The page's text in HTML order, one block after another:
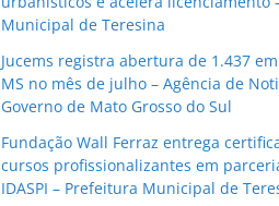
Municipal de Teresina
Jucems registra abertura de 1.437
MS no mês de julho – Agência de
Governo de Mato Grosso do Sul
Fundação Wall Ferraz entrega
cursos profissionalizantes em
IDASPI – Prefeitura Municipal de